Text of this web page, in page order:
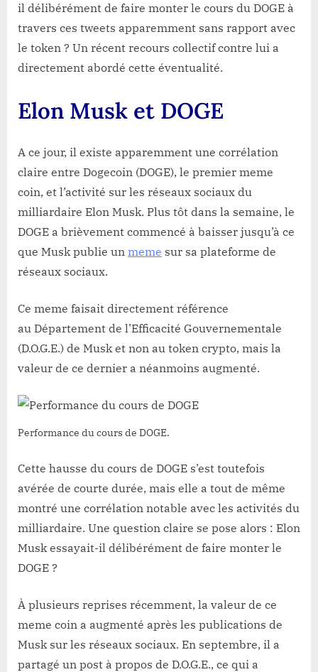
il délibérément de faire monter le cours du DOGE à
travers ces tweets apparemment sans rapport avec
le token ? Un récent recours collectif contre lui a
directement abordé cette éventualité.
Elon Musk et DOGE
A ce jour, il existe apparemment une corrélation
claire entre Dogecoin (DOGE), le premier meme
coin, et l’activité sur les réseaux sociaux du
milliardaire Elon Musk. Plus tôt dans la semaine, le
DOGE a brièvement commencé à baisser jusqu’à ce
que Musk publie un meme sur sa plateforme de
réseaux sociaux.
Ce meme faisait directement référence
au Département de l’Efficacité Gouvernementale
(D.O.G.E.) de Musk et non au token crypto, mais la
valeur de ce dernier a néanmoins augmenté.
Performance du cours de DOGE.
Cette hausse du cours de DOGE s’est toutefois
avérée de courte durée, mais elle a tout de même
montré une corrélation notable avec les activités du
milliardaire. Une question claire se pose alors : Elon
Musk essayait-il délibérément de faire monter le
DOGE ?
À plusieurs reprises récemment, la valeur de ce
meme coin a augmenté après les publications de
Musk sur les réseaux sociaux. En septembre, il a
partagé un post à propos de D.O.G.E., ce qui a